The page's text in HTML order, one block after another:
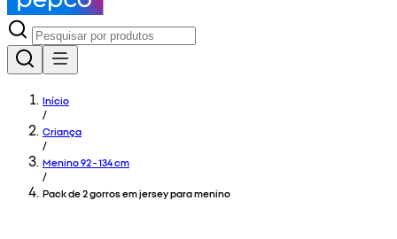
Início
/
Criança
/
Menino 92 - 134 cm
/
Pack de 2 gorros em jersey para menino